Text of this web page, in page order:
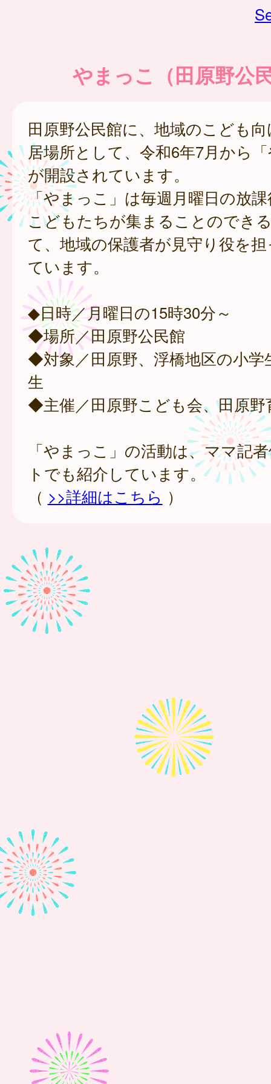
やまっこ（田原野公
田原野公民館に、地域のこども
居場所として、令和6年7月から
が開設されています。
「やまっこ」は毎週月曜日の放
こどもたちが集まることのでき
て、地域の保護者が見守り役を
ています。
◆日時／月曜日の15時30分～
◆場所／田原野公民館
◆対象／田原野、浮橋地区の小学
生
◆主催／田原野こども会、田原野
「やまっこ」の活動は、ママ記
トでも紹介しています。
（ >>詳細はこちら ）